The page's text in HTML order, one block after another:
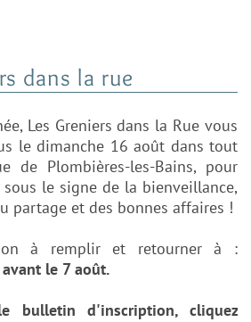
dans la rue
Les Greniers dans la Rue vous
le dimanche 16 août dans tout
de Plombières-les-Bains, pour
le signe de la bienveillance,
partage et des bonnes affaires !
à remplir et retourner à :
avant le 7 août.
bulletin d'inscription, cliquez